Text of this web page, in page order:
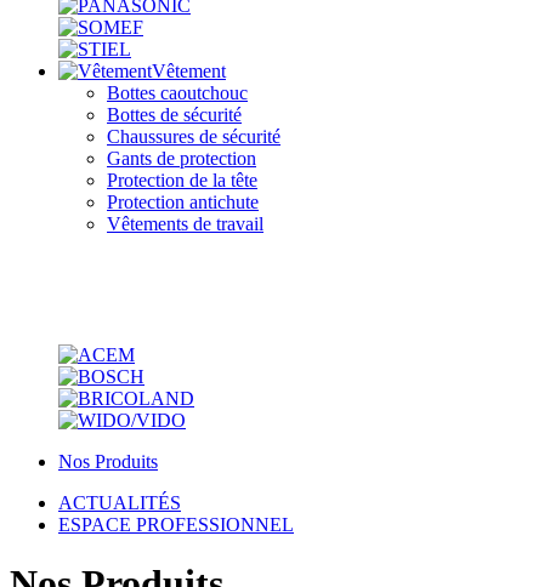
Vêtement
Bottes caoutchouc
Bottes de sécurité
Chaussures de sécurité
Gants de protection
Protection de la tête
Protection antichute
Vêtements de travail
Nos Produits
ACTUALITÉS
ESPACE PROFESSIONNEL